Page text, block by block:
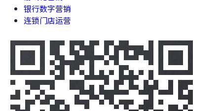
银行数字营销
连锁门店运营